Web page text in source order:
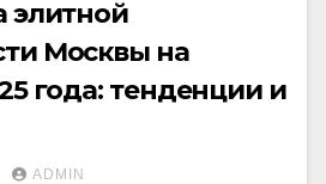
элитной
Москвы на
года: тенденции и
ADMIN